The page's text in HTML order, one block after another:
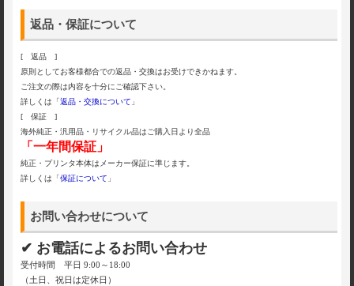
返品・保証について
[ 返品 ]
原則としてお客様都合での返品・交換はお受けできかねます。
ご注文の際は内容を十分にご確認下さい。
詳しくは「返品・交換について 」
[ 保証 ]
海外純正・汎用品・リサイクル品はご購入日より全品
「一年間保証」
純正・プリンタ本体はメーカー保証に準じます。
詳しくは「保証について 」
お問い合わせについて
✔ お電話によるお問い合わせ
受付時間 平日 9:00～18:00
（土日、祝日は定休日）